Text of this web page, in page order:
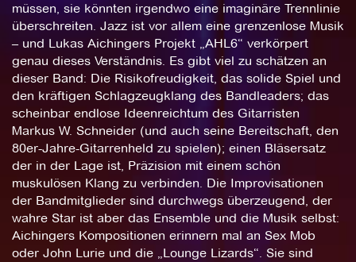
müssen, sie könnten irgendwo eine imaginäre Trennlinie
überschreiten. Jazz ist vor allem eine grenzenlose Musik
– und Lukas Aichingers Projekt „AHL6“ verkörpert
genau dieses Verständnis. Es gibt viel zu schätzen an
dieser Band: Die Risikofreudigkeit, das solide Spiel und
den kräftigen Schlagzeugklang des Bandleaders; das
scheinbar endlose Ideenreichtum des Gitarristen
Markus W. Schneider (und auch seine Bereitschaft, den
80er-Jahre-Gitarrenheld zu spielen); einen Bläsersatz
der in der Lage ist, Präzision mit einem schön
muskulösen Klang zu verbinden. Die Improvisationen
der Bandmitglieder sind durchwegs überzeugend, der
wahre Star ist aber das Ensemble und die Musik selbst:
Aichingers Kompositionen erinnern mal an Sex Mob
oder John Lurie und die „Lounge Lizards“. Sie sind